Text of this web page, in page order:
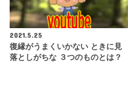
2021.5.25
復縁がうまくいかない ときに見
落としがちな ３つのものとは？